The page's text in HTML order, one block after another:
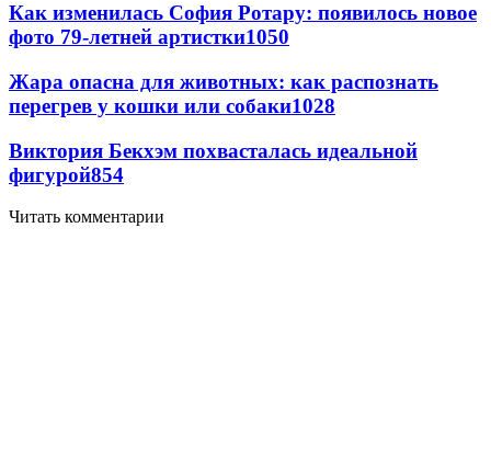
Как изменилась София Ротару: появилось новое
фото 79-летней артистки1050
Жара опасна для животных: как распознать
перегрев у кошки или собаки1028
Виктория Бекхэм похвасталась идеальной
фигурой854
Читать комментарии